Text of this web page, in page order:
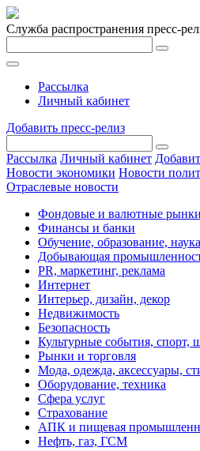
Служба распространения пресс-
Рассылка
Личный кабинет
Добавить пресс-релиз
Рассылка Личный кабинет
Новости экономики Новости
Отраслевые новости
Фондовые и валютные
Финансы и банки
Обучение, образование, наука
Добывающая
PR, маркетинг, реклама
Интернет
Интерьер, дизайн, декор
Недвижимость
Безопасность
Культурные события, спорт,
Рынки и торговля
Мода, одежда, аксессуары,
Оборудование, техника
Сфера услуг
Страхование
АПК и пищевая
Нефть, газ, ГСМ